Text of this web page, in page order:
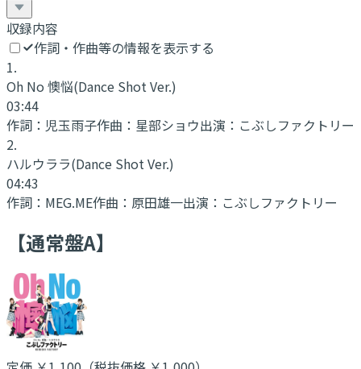
収録内容
作詞・作曲等の情報を表示する
1.
Oh No 懊悩(Dance Shot Ver.)
03:44
作詞： 児玉雨子作曲： 星部ショウ出演： こぶしファクトリー
2.
ハルウララ(Dance Shot Ver.)
04:43
作詞： MEG.ME作曲： 原田雄一出演： こぶしファクトリー
【通常盤A】